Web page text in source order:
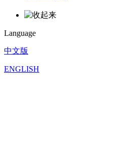
Language
中文版
ENGLISH